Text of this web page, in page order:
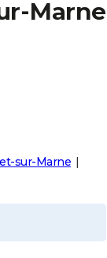
Marne
sur-Marne